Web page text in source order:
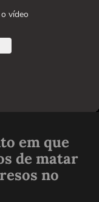
vídeo
em que
de matar
no